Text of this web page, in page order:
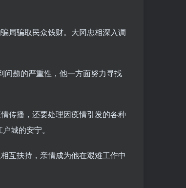
局骗取民众钱财。大冈忠相深入调
问题的严重性，他一方面努力寻找
传播，还要处理因疫情引发的各种
城的安宁。
互扶持，亲情成为他在艰难工作中